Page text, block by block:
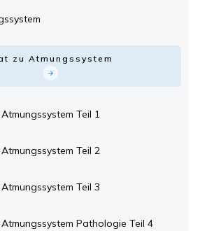
zu Atmungssystem
Teil 1
Teil 2
Teil 3
Pathologie Teil 4